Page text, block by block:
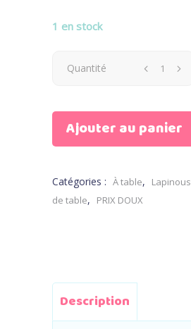
1 en stock
Serviette
table
Circus
Quantité
Ajouter au panier
Catégories : À table, Lapinous
de table, PRIX DOUX
Description